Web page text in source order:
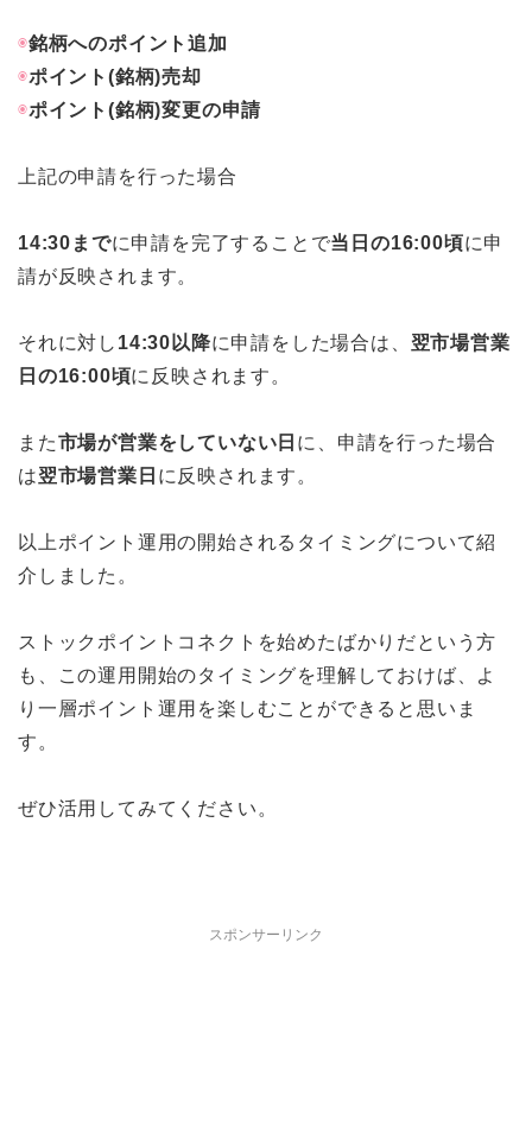
◉銘柄へのポイント追加
◉ポイント(銘柄)売却
◉ポイント(銘柄)変更の申請
上記の申請を行った場合
14:30までに申請を完了することで当日の16:00頃に申
請が反映されます。
それに対し 14:30以降に申請をした場合は、 翌市場営業
日の16:00頃に反映されます。
また市場が営業をしていない日 に、申請を行った場合
は翌市場営業日 に反映されます。
以上ポイント運用の開始されるタイミングについて紹
介しました。
ストックポイントコネクトを始めたばかりだという方
も、この運用開始のタイミングを理解しておけば、よ
り一層ポイント運用を楽しむことができると思いま
す。
ぜひ活用してみてください。
スポンサーリンク